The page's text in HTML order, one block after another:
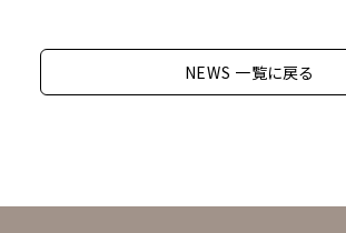
NEWS 一覧に戻る